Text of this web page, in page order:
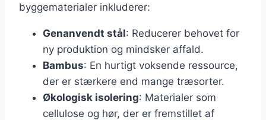
byggematerialer inkluderer:
Genanvendt stål: Reducerer behovet for
ny produktion og mindsker affald.
Bambus: En hurtigt voksende ressource,
der er stærkere end mange træsorter.
Økologisk isolering: Materialer som
cellulose og hør, der er fremstillet af